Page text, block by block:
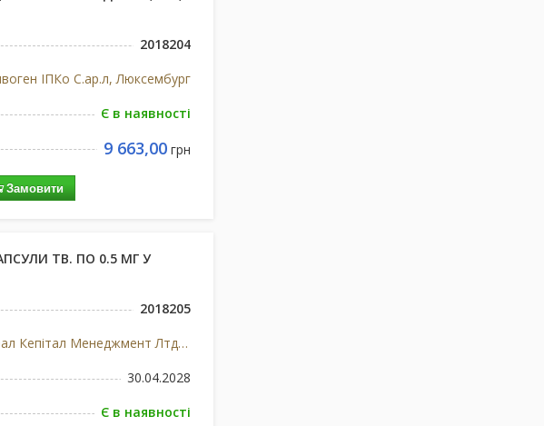
2018204
ІПКо С.ар.л, Люксембург
Є в наявності
9 663,00грн
Замовити
ТВ. ПО 0.5 МГ У
2018205
Містрал Кепітал Менеджмент Лтд, Великобританія
30.04.2028
Є в наявності